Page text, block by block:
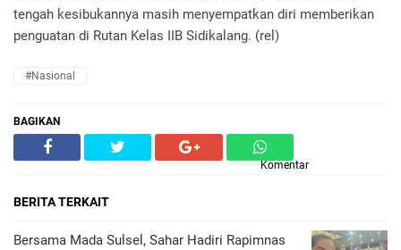
tengah kesibukannya masih menyempatkan diri memberikan
penguatan di Rutan Kelas IIB Sidikalang. (rel)
#Nasional
BAGIKAN
Komentar
BERITA TERKAIT
Bersama Mada Sulsel, Sahar Hadiri Rapimnas